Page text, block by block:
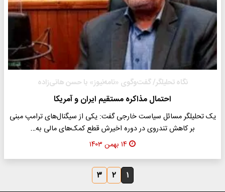
نگاه تحلیلگر/ گفت‌وگوی «نامه‌نیوز» با حسن هانی‌زاده
احتمال مذاکره مستقیم ایران و آمریکا
یک تحلیلگر مسائل سیاست خارجی گفت: یکی از سیگنال‌های ترامپ مبنی
بر کاهش تندروی در دوره اخیرش قطع کمک‌های مالی به…
۱۴ بهمن ۱۴۰۳
۱ ۲ ۳